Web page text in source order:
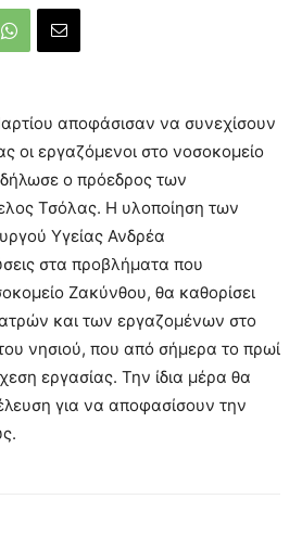
αποφάσισαν να συνεχίσουν
οι εργαζόμενοι στο νοσοκομείο
ο πρόεδρος των
Τσόλας. Η υλοποίηση των
Υγείας Ανδρέα
στα προβλήματα που
Ζακύνθου, θα καθορίσει
και των εργαζομένων στο
νησιού, που από σήμερα το πρωί
εργασίας. Την ίδια μέρα θα
για να αποφασίσουν την